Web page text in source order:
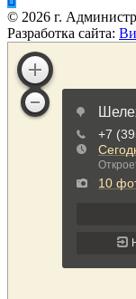
© 2026 г.
Разработка сайта: